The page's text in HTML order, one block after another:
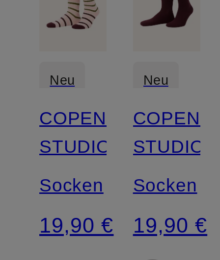
Neu
COPENHAGEN
STUDIOS
Socken
19,90 €
Neu
STUDIOS
Socken
19,90 €